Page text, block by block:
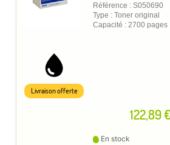
Référence : S050690
Type : Toner original
Capacité : 2700 pages
122,89
Livraison offerte
En stock